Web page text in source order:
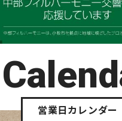
営業日カレンダー